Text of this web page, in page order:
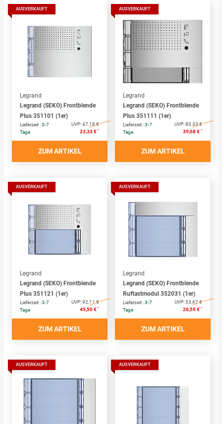
AUSVERKAUFT
Legrand
Legrand (SEKO) Frontblende
Plus 351101 (1er)
Lieferzeit :3-7
Tage
UVP:47,18 €
23,33 € *
ZUM ARTIKEL
AUSVERKAUFT
Legrand
Legrand (SEKO) Frontblende
Plus 351111 (1er)
Lieferzeit :3-7
Tage
UVP:80,33 €
39,68 € *
ZUM ARTIKEL
AUSVERKAUFT
Legrand
Legrand (SEKO) Frontblende
Plus 351121 (1er)
Lieferzeit :3-7
Tage
UVP:92,11 €
45,50 € *
ZUM ARTIKEL
AUSVERKAUFT
Legrand
Legrand (SEKO) Frontblende
Ruftastmodul 352031 (1er)
Lieferzeit :3-7
Tage
UVP: 53,67 €
26,55 € *
ZUM ARTIKEL
AUSVERKAUFT AUSVERKAUFT